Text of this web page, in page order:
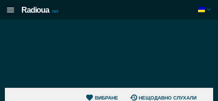
Radioua .net
ВИБРАНЕ НЕЩОДАВНО СЛУХАЛИ